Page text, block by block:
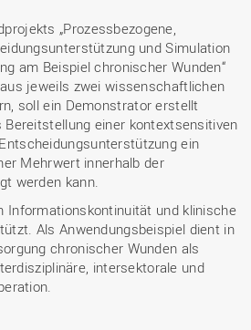
„Prozessbezogene,
und Simulation
am Beispiel chronischer Wunden“
jeweils zwei wissenschaftlichen
soll ein Demonstrator erstellt
einer kontextsensitiven
ein
Mehrwert innerhalb der
werden kann.
Informationskontinuität und klinische
Als Anwendungsbeispiel dient in
chronischer Wunden als
intersektorale und